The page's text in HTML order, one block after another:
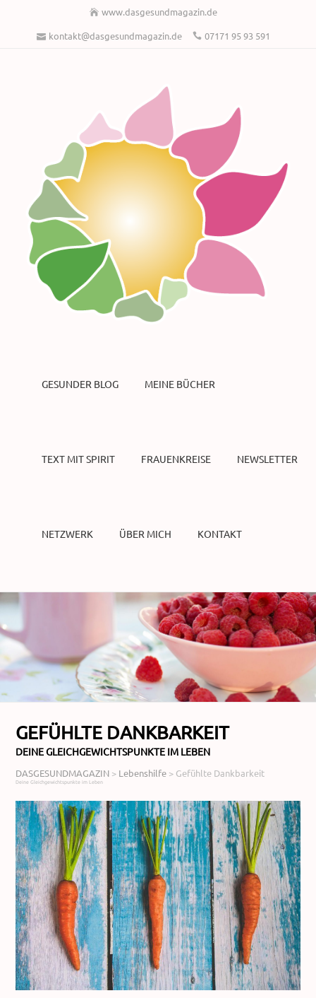
www.dasgesundmagazin.de
kontakt@dasgesundmagazin.de
07171 95 93 591
GESUNDER BLOG MEINE BÜCHER
TEXT MIT SPIRIT FRAUENKREISE NEWSLETTER
NETZWERK ÜBER MICH KONTAKT
GEFÜHLTE DANKBARKEIT
DEINE GLEICHGEWICHTSPUNKTE IM LEBEN
DASGESUNDMAGAZIN > Lebenshilfe > Gefühlte Dankbarkeit
Deine Gleichgewichtspunkte im Leben